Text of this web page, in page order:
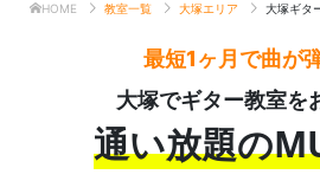
HOME 教室一覧 大塚エリア 大塚ギタ
最短1ヶ月で曲が
大塚でギター教室を
通い放題の